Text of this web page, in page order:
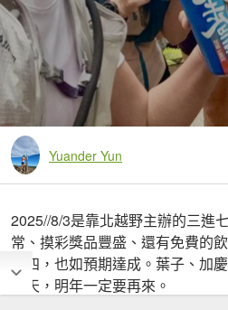
Yuander Yun
2025//8/3是靠北越野主辦的三進
常、摸彩獎品豐盛、還有免費的
破四，也如預期達成。葉子、加
一天，明年一定要再來。